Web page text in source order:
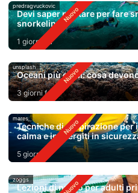
predragvuckovic
Devi saper nuotare per fare
snorkeling
1 giorno fa
unsplash
Oceani più caldi: cosa
3 giorni fa
mares
Tecniche di respirazione per
calma e immergiti in
5 giorni fa
zoggs
Lezioni di nuoto per adulti